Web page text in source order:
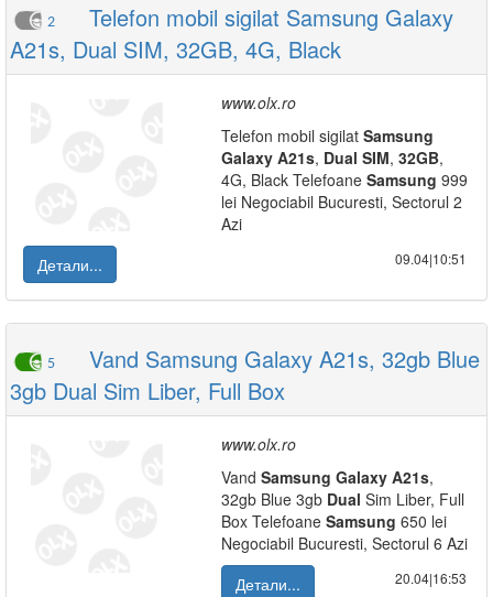
2
Telefon mobil sigilat Samsung Galaxy
A21s, Dual SIM, 32GB, 4G, Black
www.olx.ro
Telefon mobil sigilat Samsung
Galaxy A21s, Dual SIM, 32GB,
4G, Black Telefoane Samsung 999
lei Negociabil Bucuresti, Sectorul 2
Azi
Детали...
09.04|10:51
5
Vand Samsung Galaxy A21s, 32gb Blue
3gb Dual Sim Liber, Full Box
www.olx.ro
Vand Samsung Galaxy A21s,
32gb Blue 3gb Dual Sim Liber, Full
Box Telefoane Samsung 650 lei
Negociabil Bucuresti, Sectorul 6 Azi
Детали...
20.04|16:53